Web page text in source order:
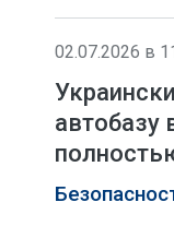
02.07.2026 в
автобазу